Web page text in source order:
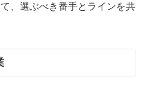
、選ぶべき番手とラインを共